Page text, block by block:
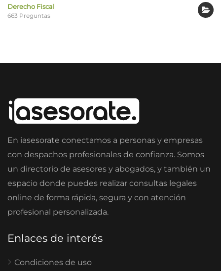
Derecho Fiscal
663 Preguntas
En iasesorate conectamos a personas y empresas
con despachos profesionales de confianza. Somos
un directorio de asesores y abogados, y también un
espacio donde puedes realizar consultas legales
online de forma rápida, segura y con atención
profesional personalizada.
Enlaces de interés
Condiciones de uso